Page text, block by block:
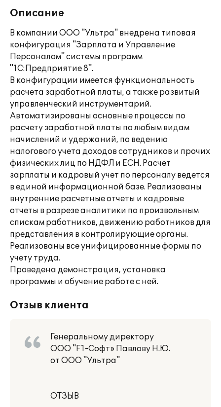
Описание
В компании ООО "Ультра" внедрена типовая
конфигурация "Зарплата и Управление
Персоналом" системы программ
"1С:Предприятие 8".
В конфигурации имеется функциональность
расчета заработной платы, а также развитый
управленческий инструментарий.
Автоматизированы основные процессы по
расчету заработной платы по любым видам
начислений и удержаний, по ведению
налогового учета доходов сотрудников и прочих
физических лиц по НДФЛ и ЕСН. Расчет
зарплаты и кадровый учет по персоналу ведется
в единой информационной базе. Реализованы
внутренние расчетные отчеты и кадровые
отчеты в разрезе аналитики по произвольным
спискам работников, движению работников для
представления в контролирующие органы.
Реализованы все унифицированные формы по
учету труда.
Проведена демонстрация, установка
программы и обучение работе с ней.
Отзыв клиента
Генеральному директору
ООО "F1-Софт» Павлову Н.Ю.
от ООО "Ультра"
ОТЗЫВ